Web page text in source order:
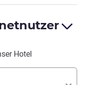
Hotel